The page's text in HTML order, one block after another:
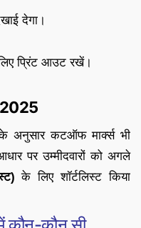
देगा।
प्रिंट आउट रखें।
के अनुसार कटऑफ मार्क्स भी
पर उम्मीदवारों को अगले
के लिए शॉर्टलिस्ट किया